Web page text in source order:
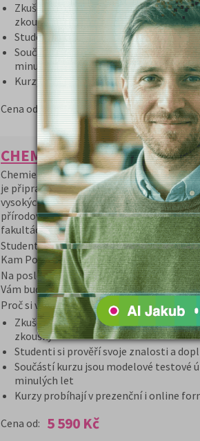
Zkušený lektor seznámí studenty s
zkoušky
Studenti si prověří svoje znalosti a
Součástí kurzu jsou modelové testové
minulých let
Kurzy probíhají v prezenční i online
Cena od: 5 590 Kč
CHEMIE - přípravný kurz +
Chemie - přípravný kurz je přípravou na
je připraven především pro maturanty a
vysokých škol lékařského zaměření a
přírodovědeckých, technických,
fakultách a dobře připraví studenty na
Studenti dostanou v rámci kurzu poštou
Kam Po Maturitě.
Na poslední chvíli zlepšíte výslednou
Vám budou hodit při zkouškách na LF.
Proč si vybrat tento kurz?
Zkušený lektor seznámí studenty s
zkoušky
Studenti si prověří svoje znalosti a
Součástí kurzu jsou modelové testové
minulých let
Kurzy probíhají v prezenční i online
Cena od: 5 590 Kč